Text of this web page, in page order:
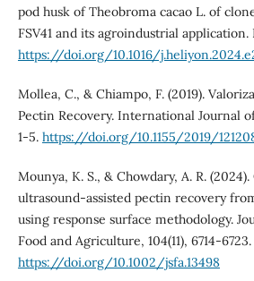
pod husk of Theobroma cacao L. of
FSV41 and its agroindustrial application.
https://doi.org/10.1016/
Mollea, C., & Chiampo, F. (2019).
Pectin Recovery. International Journal
1-5. https://doi.org/10.1155/2019/
Mounya, K. S., & Chowdary, A. R.
ultrasound‐assisted pectin recovery
using response surface methodology.
Food and Agriculture, 104(11), 6714-6723.
https://doi.org/10.1002/jsfa.13498